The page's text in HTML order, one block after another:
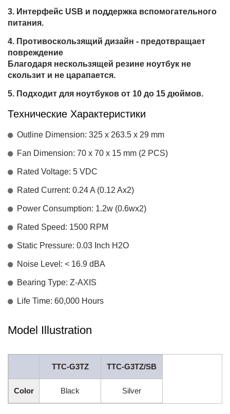
Интерфейс USB и поддержка вспомогательного
питания.
Противоскользящий дизайн - предотвращает
повреждение
Благодаря нескользящей резине ноутбук не
скользит и не царапается.
Подходит для ноутбуков от 10 до 15 дюймов.
Технические Характеристики
Outline Dimension: 325 x 263.5 x 29 mm
Fan Dimension: 70 x 70 x 15 mm (2 PCS)
Rated Voltage: 5 VDC
Rated Current: 0.24 A (0.12 Ax2)
Power Consumption: 1.2w (0.6wx2)
Rated Speed: 1500 RPM
Static Pressure: 0.03 Inch H2O
Noise Level: < 16.9 dBA
Bearing Type: Z-AXIS
Life Time: 60,000 Hours
Model Illustration
TTC-G3TZ TTC-G3TZ/SB
Color Black Silver